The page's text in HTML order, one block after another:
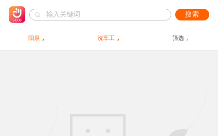
搜索
阳泉 洗车工 筛选